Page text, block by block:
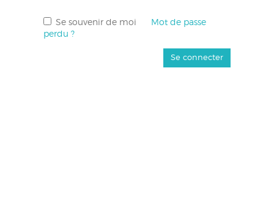
Se souvenir de moi
Mot de passe
perdu ?